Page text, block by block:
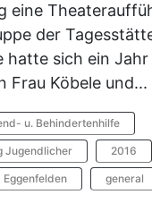
eine
der
hatte sich ein
Frau Köbele und...
u. Behindertenhilfe
Jugendlicher 2016
Eggenfelden general